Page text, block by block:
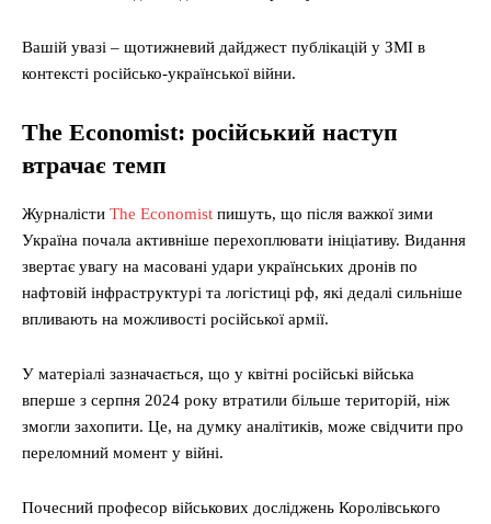
Вашій увазі – щотижневий дайджест публікацій у ЗМІ в
контексті російсько-української війни.
The Economist: російський наступ
втрачає темп
Журналісти The Economist пишуть, що після важкої зими
Україна почала активніше перехоплювати ініціативу. Видання
звертає увагу на масовані удари українських дронів по
нафтовій інфраструктурі та логістиці рф, які дедалі сильніше
впливають на можливості російської армії.
У матеріалі зазначається, що у квітні російські війська
вперше з серпня 2024 року втратили більше територій, ніж
змогли захопити. Це, на думку аналітиків, може свідчити про
переломний момент у війні.
Почесний професор військових досліджень Королівського